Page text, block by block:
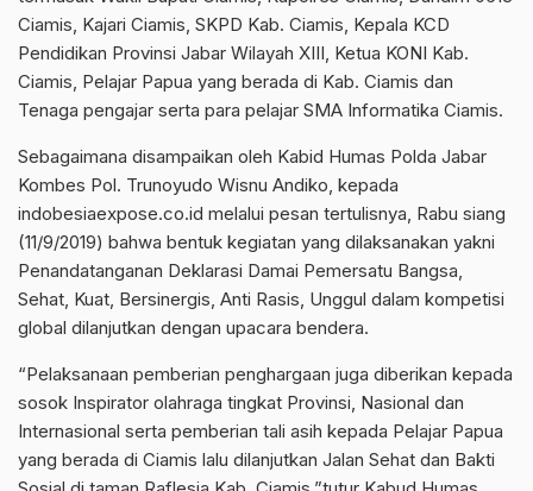
Ciamis, Kajari Ciamis, SKPD Kab. Ciamis, Kepala KCD
Pendidikan Provinsi Jabar Wilayah XIII, Ketua KONI Kab.
Ciamis, Pelajar Papua yang berada di Kab. Ciamis dan
Tenaga pengajar serta para pelajar SMA Informatika Ciamis.
Sebagaimana disampaikan oleh Kabid Humas Polda Jabar
Kombes Pol. Trunoyudo Wisnu Andiko, kepada
indobesiaexpose.co.id melalui pesan tertulisnya, Rabu siang
(11/9/2019) bahwa bentuk kegiatan yang dilaksanakan yakni
Penandatanganan Deklarasi Damai Pemersatu Bangsa,
Sehat, Kuat, Bersinergis, Anti Rasis, Unggul dalam kompetisi
global dilanjutkan dengan upacara bendera.
“Pelaksanaan pemberian penghargaan juga diberikan kepada
sosok Inspirator olahraga tingkat Provinsi, Nasional dan
Internasional serta pemberian tali asih kepada Pelajar Papua
yang berada di Ciamis lalu dilanjutkan Jalan Sehat dan Bakti